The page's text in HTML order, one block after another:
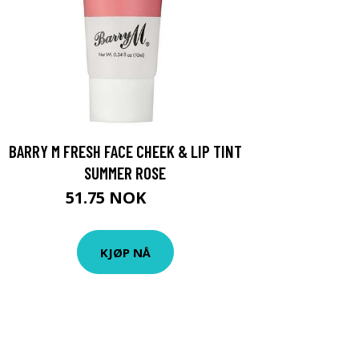
BARRY M FRESH FACE CHEEK & LIP TINT
SUMMER ROSE
51.75 NOK
KJØP NÅ